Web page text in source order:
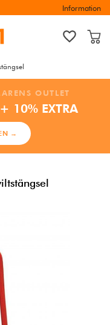
Information
OUTLET
10% EXTRA
→